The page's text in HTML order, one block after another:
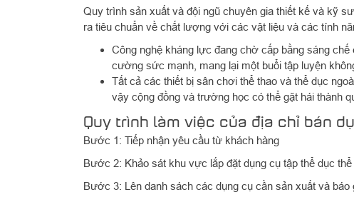
Quy trình sản xuất và đội ngũ chuyên gia thiết kế và kỹ
ra tiêu chuẩn về chất lượng với các vật liệu và các tính
Công nghệ kháng lực đang chờ cấp bằng sáng
cường sức mạnh, mang lại một buổi tập luyện
Tất cả các thiết bị sân chơi thể thao và thể dục
vậy cộng đồng và trường học có thể gặt hái thành
Quy trình làm việc của địa chỉ bán
Bước 1: Tiếp nhận yêu cầu từ khách hàng
Bước 2: Khảo sát khu vực lắp đặt dụng cụ tập thể dục
Bước 3: Lên danh sách các dụng cụ cần sản xuất và báo